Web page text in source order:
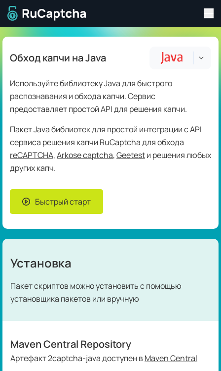
Перейти на главную страницу
Обход капчи на Java
Используйте библиотеку Java для быстрого
распознавания и обхода капчи. Сервис
предоставляет простой API для решения капчи.
Пакет Java библиотек для простой интеграции с API
сервиса решения капчи RuCaptcha для обхода
reCAPTCHA,Arkose captcha,Geetestи решения любых
других капч.
Быстрый старт
Установка
Пакет скриптов можно установить с помощью
установщика пакетов или вручную
Maven Central Repository
Артефакт 2captcha-java доступен в Maven Central